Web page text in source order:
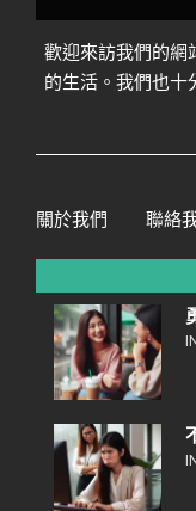
歡迎來訪我們的網
的生活。我們也十
關於我們 聯絡